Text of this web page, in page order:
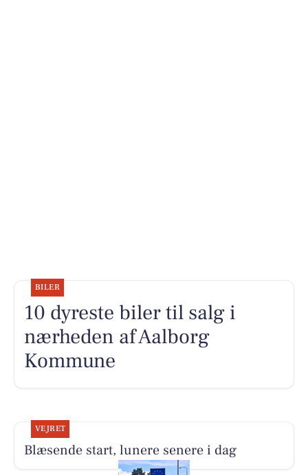
BILER
10 dyreste biler til salg i
nærheden af Aalborg
Kommune
VEJRET
Blæsende start, lunere senere i dag